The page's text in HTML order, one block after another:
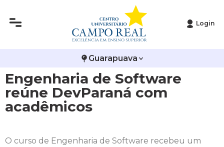
Login
Guarapuava
Engenharia de Software
reúne DevParaná com
acadêmicos
O curso de Engenharia de Software recebeu um
Infraestrutura
Editais
Publicações Institucionais
Arquitetura e Urbanismo
Biomedicina
Ciências Contábeis
Direito
Vestibular de Inverno
Vestibular de Medicina
2ª Via de Boleto
Atestado de Matrícula
Atividades Complementares e Sociais
Biblioteca
Calendário Acadêmico
Avalie a Campo Real
Bolsas e Incentivos
CPA
COLAP
Comissão de Ética no Uso de Animais